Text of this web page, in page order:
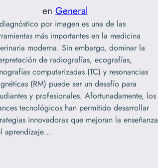
en General
por imagen es una de las
más importantes en la medicina
moderna. Sin embargo, dominar la
de radiografías, ecografías,
computarizadas (TC) y resonancias
(RM) puede ser un desafío para
y profesionales. Afortunadamente, los
tecnológicos han permitido desarrollar
innovadoras que mejoran la enseñanza
aprendizaje…